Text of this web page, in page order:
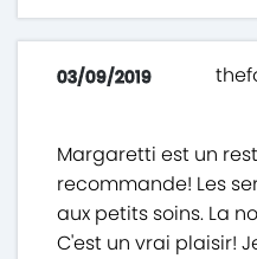
03/09/2019
Margaretti est un
recommande! Les
aux petits soins. La
C'est un vrai plaisir!